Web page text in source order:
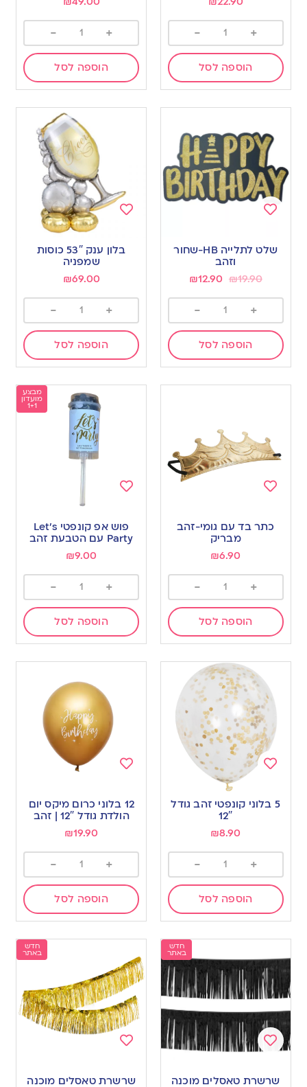
+
-
הוספה לסל
+
-
הוספה לסל
to
wishlist
שלט לתלייה HB-שחור
וזהב
₪19.90
₪12.90
+
-
הוספה לסל
wishlist
בלון ענק 53″ כוסות
שמפניה
₪69.00
+
-
הוספה לסל
כתר בד עם גומי-זהב
מבריק
₪6.90
+
-
הוספה לסל
מבצע
מועדון
1+1
wishlist
פוש אפ קונפטי Let’s
Party עם הטבעת זהב
₪9.00
+
-
הוספה לסל
to
wishlist
5 בלוני קונפטי זהב גודל
12″
₪8.90
+
-
הוספה לסל
to
wishlist
12 בלוני כרום מיקס יום
הולדת גודל 12″ | זהב
₪19.90
+
-
הוספה לסל
חדש
באתר
to
שרשרת טאסלים מוכנה
חדש
באתר
to
שרשרת טאסלים מוכנה